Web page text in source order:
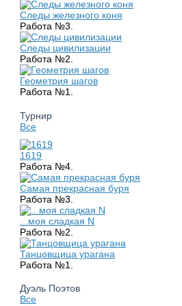
Следы железного коня
Работа №3.
Следы цивилизации
Работа №2.
Геометрия шагов
Работа №1.
Турнир
Все
1619
Работа №4.
Самая прекрасная буря
Работа №3.
...моя сладкая N
Работа №2.
Танцовщица урагана
Работа №1.
Дуэль Поэтов
Все